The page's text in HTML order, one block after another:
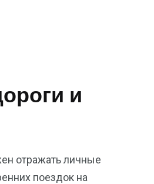
и
отражать личные
поездок на